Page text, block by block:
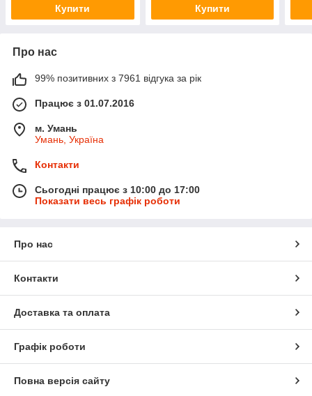
Купити Купити
Про нас
99% позитивних з 7961 відгука за рік
Працює з 01.07.2016
м. Умань
Умань, Україна
Контакти
Сьогодні працює з 10:00 до 17:00
Показати весь графік роботи
Про нас
Контакти
Доставка та оплата
Графік роботи
Повна версія сайту